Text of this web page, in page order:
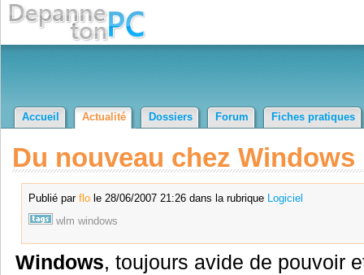
Accueil Actualité Dossiers Forum Fiches pratiques
Du nouveau chez Windows
Publié par flole 28/06/2007 21:26 dans la rubrique Logiciel
wlm windows
Windows, toujours avide de pouvoir